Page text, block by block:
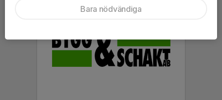
Bara nödvändiga